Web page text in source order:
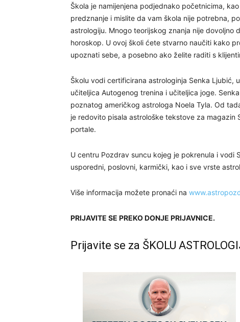
Škola je namijenjena podjednako početnicima,
predznanje i mislite da vam škola nije potrebna,
astrologiju. Mnogo teorijskog znanja nije dovoljno
horoskop. U ovoj školi ćete stvarno naučiti kako
upoznati sebe, a posebno ako želite raditi s
Školu vodi certificirana astrologinja Senka Ljubić,
učiteljica Autogenog trenina i učiteljica joge.
poznatog američkog astrologa Noela Tyla. Od
je redovito pisala astrološke tekstove za
portale.
U centru Pozdrav suncu kojeg je pokrenula i vodi
usporedni, poslovni, karmički, kao i sve vrste
Više informacija možete pronaći na
PRIJAVITE SE PREKO DONJE PRIJAVNICE.
Prijavite se za ŠKOLU